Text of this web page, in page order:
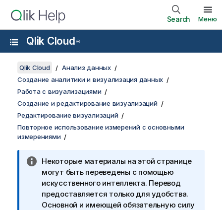
Search Меню
Qlik Cloud ®
Qlik Cloud
Анализ данных
Создание аналитики и визуализация данных
Работа с визуализациями
Создание и редактирование визуализаций
Редактирование визуализаций
Повторное использование измерений с основными
измерениями
Некоторые материалы на этой странице
могут быть переведены с помощью
искусственного интеллекта. Перевод
предоставляется только для удобства.
Основной и имеющей обязательную силу